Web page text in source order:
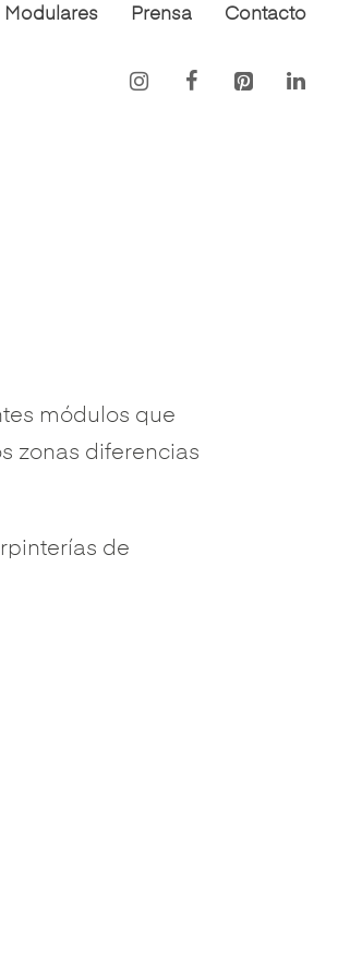
Modulares Prensa Contacto
módulos que
zonas diferencias
de